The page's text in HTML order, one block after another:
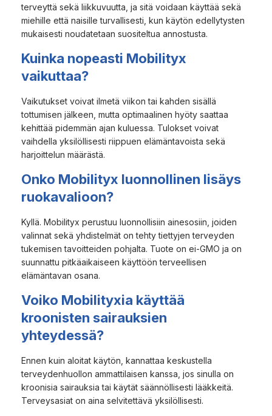
terveyttä sekä liikkuvuutta, ja sitä voidaan käyttää sekä
miehille että naisille turvallisesti, kun käytön edellytysten
mukaisesti noudatetaan suositeltua annostusta.
Kuinka nopeasti Mobilityx
vaikuttaa?
Vaikutukset voivat ilmetä viikon tai kahden sisällä
tottumisen jälkeen, mutta optimaalinen hyöty saattaa
kehittää pidemmän ajan kuluessa. Tulokset voivat
vaihdella yksilöllisesti riippuen elämäntavoista sekä
harjoittelun määrästä.
Onko Mobilityx luonnollinen lisäys
ruokavalioon?
Kyllä. Mobilityx perustuu luonnollisiin ainesosiin, joiden
valinnat sekä yhdistelmät on tehty tiettyjen terveyden
tukemisen tavoitteiden pohjalta. Tuote on ei-GMO ja on
suunnattu pitkäaikaiseen käyttöön terveellisen
elämäntavan osana.
Voiko Mobilityxia käyttää
kroonisten sairauksien
yhteydessä?
Ennen kuin aloitat käytön, kannattaa keskustella
terveydenhuollon ammattilaisen kanssa, jos sinulla on
kroonisia sairauksia tai käytät säännöllisesti lääkkeitä.
Terveysasiat on aina selvitettävä yksilöllisesti.